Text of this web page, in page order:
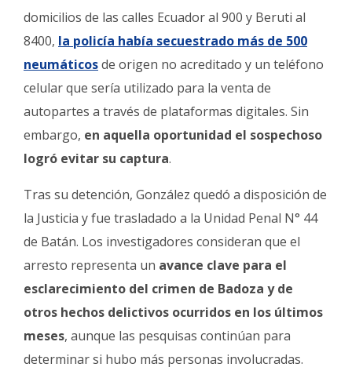
domicilios de las calles Ecuador al 900 y Beruti al
8400, la policía había secuestrado más de 500
neumáticosde origen no acreditado y un teléfono
celular que sería utilizado para la venta de
autopartes a través de plataformas digitales. Sin
embargo, en aquella oportunidad el sospechoso
logró evitar su captura.
Tras su detención, González quedó a disposición de
la Justicia y fue trasladado a la Unidad Penal N° 44
de Batán. Los investigadores consideran que el
arresto representa un avance clave para el
esclarecimiento del crimen de Badoza y de
otros hechos delictivos ocurridos en los últimos
meses, aunque las pesquisas continúan para
determinar si hubo más personas involucradas.